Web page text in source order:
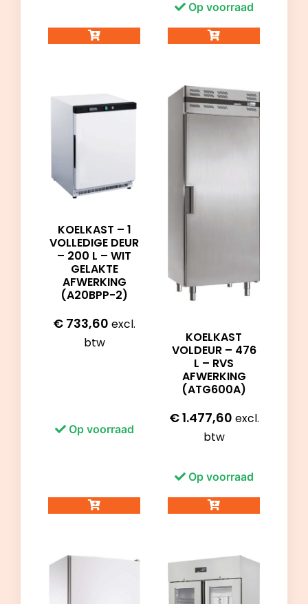
Op voorraad
KOELKAST – 1
VOLLEDIGE DEUR
– 200 L – WIT
GELAKTE
AFWERKING
(A20BPP-2)
€ 733,60 excl.
btw
Op voorraad
KOELKAST
VOLDEUR – 476
L – RVS
AFWERKING
(ATG600A)
€1.477,60 excl.
btw
Op voorraad